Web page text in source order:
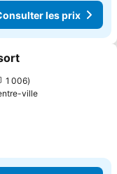
les prix
favoris
1 006
ville